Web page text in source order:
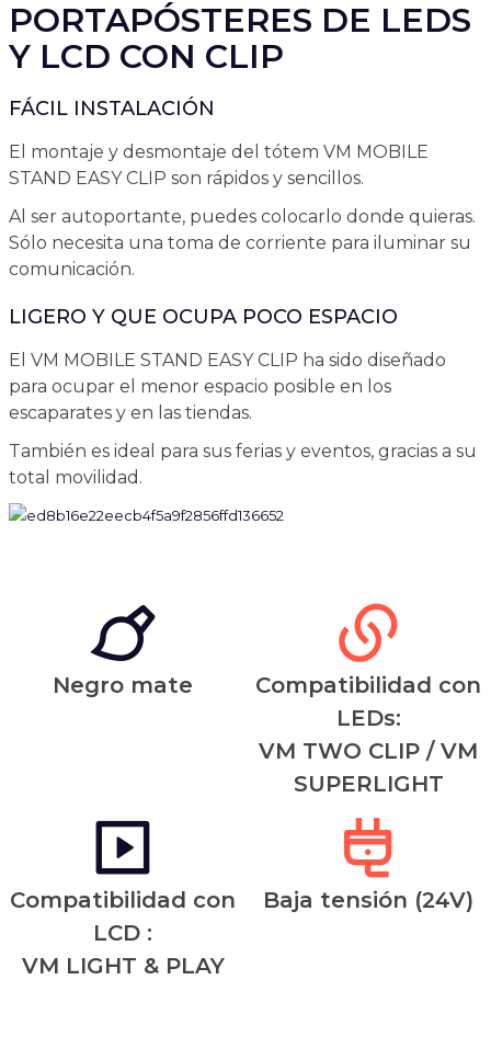
PORTAPÓSTERES DE LEDS
Y LCD CON CLIP
FÁCIL INSTALACIÓN
El montaje y desmontaje del tótem VM MOBILE
STAND EASY CLIP son rápidos y sencillos.
Al ser autoportante, puedes colocarlo donde quieras.
Sólo necesita una toma de corriente para iluminar su
comunicación.
LIGERO Y QUE OCUPA POCO ESPACIO
El VM MOBILE STAND EASY CLIP ha sido diseñado
para ocupar el menor espacio posible en los
escaparates y en las tiendas.
También es ideal para sus ferias y eventos, gracias a su
total movilidad.
Negro mate
Compatibilidad con
LEDs:
VM TWO CLIP / VM
SUPERLIGHT
Compatibilidad con
LCD :
VM LIGHT & PLAY
Baja tensión (24V)